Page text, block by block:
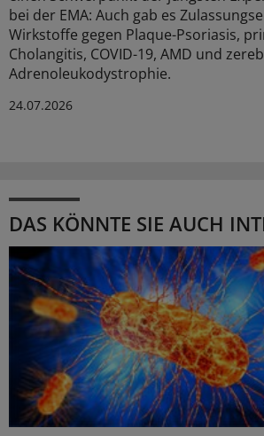
bei der EMA: Auch gab es
Wirkstoffe gegen Plaque-Psoriasis,
Cholangitis, COVID-19, AMD und
Adrenoleukodystrophie.
24.07.2026
DAS KÖNNTE SIE AUCH